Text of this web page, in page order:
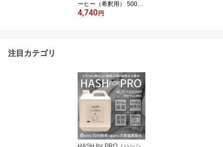
ーヒー（希釈用） 500ml
×3本セット
4,740 円
注目カテゴリ